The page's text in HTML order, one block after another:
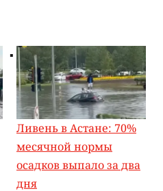
Ливень в Астане: 70%
месячной нормы
осадков выпало за два
дня